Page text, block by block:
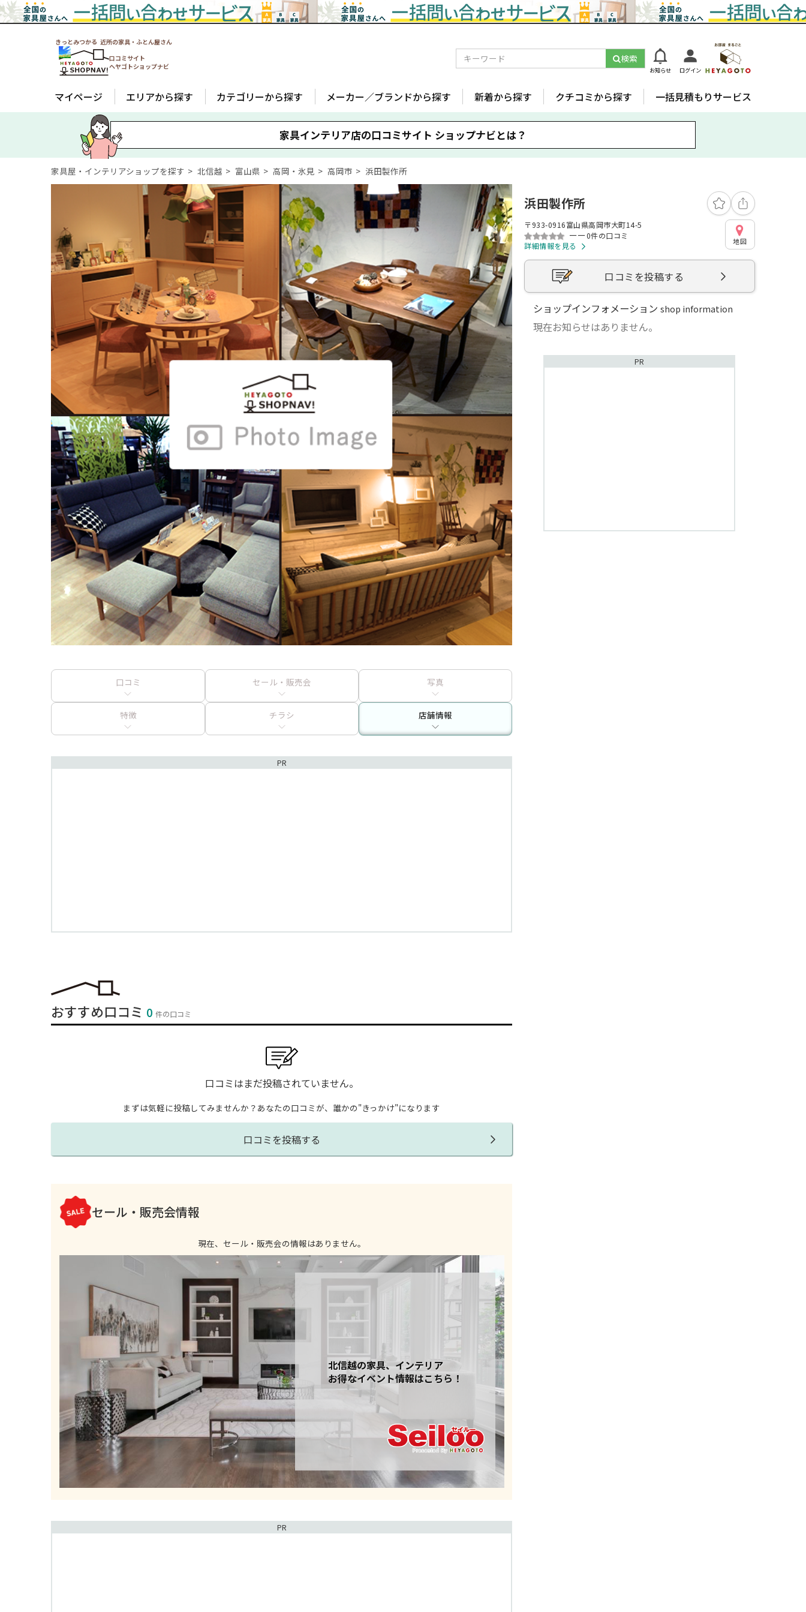
きっとみつかる 近所の家具・ふとん屋さん
口コミサイト
ヘヤゴトショップナビ
検索
お知らせ ログイン
マイページ エリアから探す カテゴリーから探す メーカー／ブランドから探す 新着から探す クチコミから探す 一括見積もりサービス
家具インテリア店の口コミサイト ショップナビとは？
家具屋・インテリアショップを探す 北信越 富山県 高岡・氷見 高岡市 浜田製作所
浜田製作所
〒933-0916富山県高岡市大町14-5
ーー0件の口コミ
詳細情報を見る
地図
口コミを投稿する
ショップインフォメーションshop information
現在お知らせはありません。
PR
口コミ セール・販売会 写真
特徴 チラシ 店舗情報
PR
おすすめ口コミ 0件の口コミ
口コミはまだ投稿されていません。
まずは気軽に投稿してみませんか？ あなたの口コミが、誰かの"きっかけ"になります
口コミを投稿する
セール・販売会情報
現在、セール・販売会の情報はありません。
北信越の家具、インテリア
お得なイベント情報はこちら！
PR